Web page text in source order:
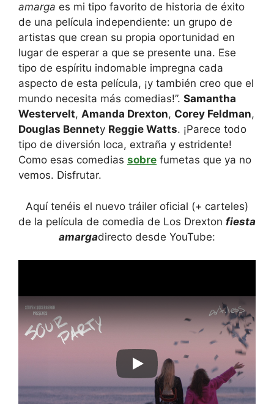
amarga es mi tipo favorito de historia de éxito
de una película independiente: un grupo de
artistas que crean su propia oportunidad en
lugar de esperar a que se presente una. Ese
tipo de espíritu indomable impregna cada
aspecto de esta película, ¡y también creo que el
mundo necesita más comedias!”. Samantha
Westervelt, Amanda Drexton, Corey Feldman,
Douglas Bennety Reggie Watts. ¡Parece todo
tipo de diversión loca, extraña y estridente!
Como esas comedias sobre fumetas que ya no
vemos. Disfrutar.
Aquí tenéis el nuevo tráiler oficial (+ carteles)
de la película de comedia de Los Drexton fiesta
amargadirecto desde YouTube: